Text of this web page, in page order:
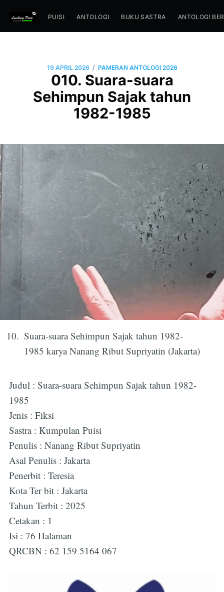
PUISI ANTOLOGI BUKU SASTRA ANTOLOGI
19 APRIL 2026 / PAMERAN ANTOLOGI 2026
010. Suara-suara
Sehimpun Sajak tahun
1982-1985
Suara-suara Sehimpun Sajak tahun 1982-
1985 karya Nanang Ribut Supriyatin (Jakarta)
Judul : Suara-suara Sehimpun Sajak tahun 1982-
1985
Jenis : Fiksi
Sastra : Kumpulan Puisi
Penulis : Nanang Ribut Supriyatin
Asal Penulis : Jakarta
Penerbit : Teresia
Kota Ter bit : Jakarta
Tahun Terbit : 2025
Cetakan : 1
Isi : 76 Halaman
QRCBN : 62 159 5164 067